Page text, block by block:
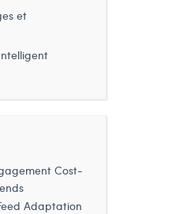
et
Cost-
Adaptation